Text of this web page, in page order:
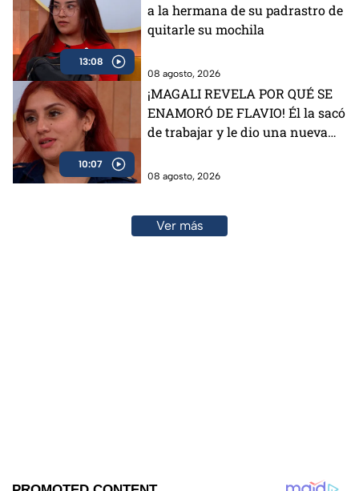
13:08
a la hermana de su padrastro de
quitarle su mochila
08 agosto, 2026
10:07
¡MAGALI REVELA POR QUÉ SE
ENAMORÓ DE FLAVIO! Él la sacó
de trabajar y le dio una nueva
08 agosto, 2026
Ver más